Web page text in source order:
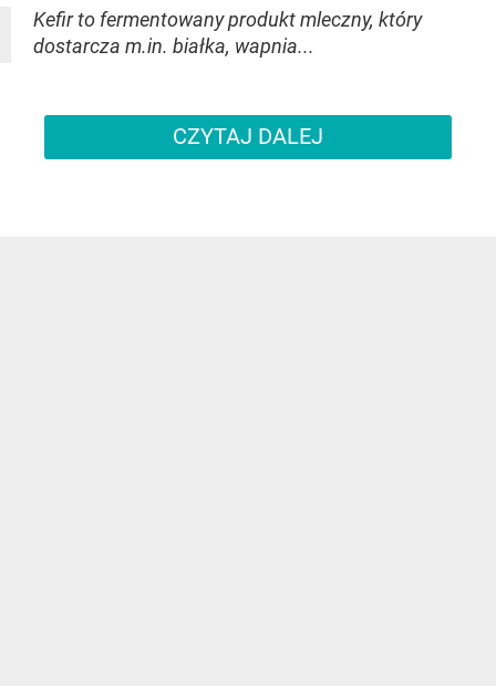
Kefir to fermentowany produkt mleczny, który
dostarcza m.in. białka, wapnia...
CZYTAJ DALEJ